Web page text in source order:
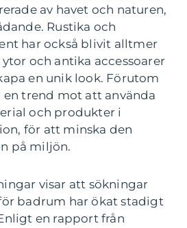
av havet och naturen,
Rustika och
har också blivit alltmer
och antika accessoarer
en unik look. Förutom
en trend mot att använda
och produkter i
för att minska den
på miljön.
visar att sökningar
badrum har ökat stadigt
en rapport från